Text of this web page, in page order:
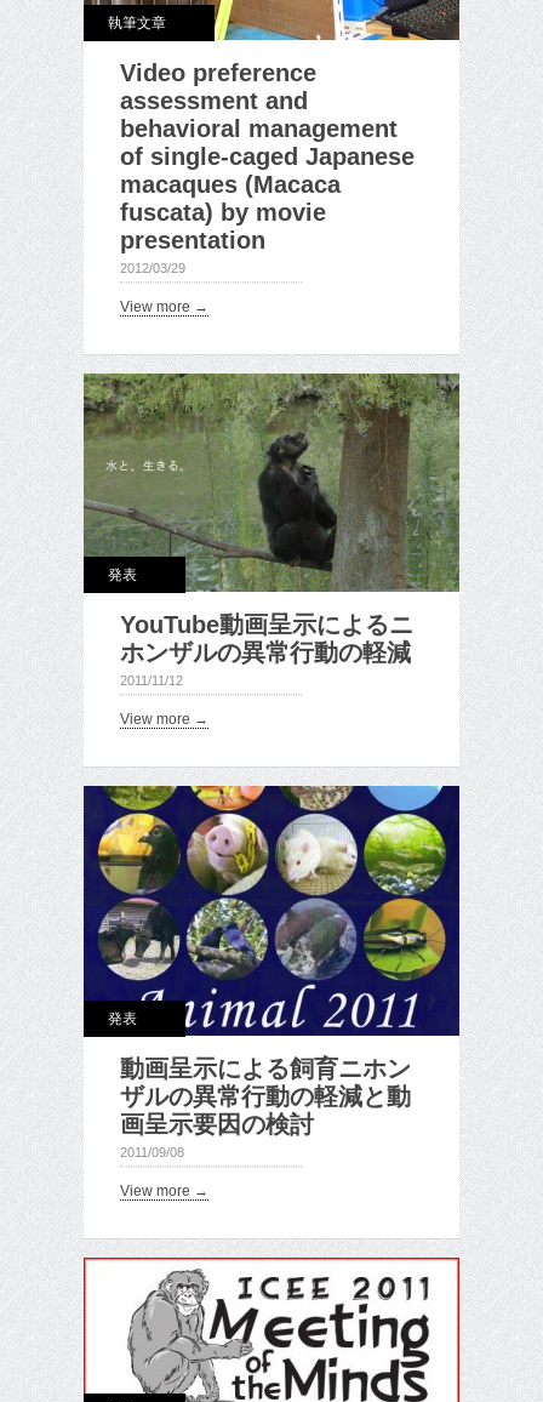
執筆文章
Video preference
assessment and
behavioral management
of single-caged Japanese
macaques (Macaca
fuscata) by movie
presentation
2012/03/29
View more →
発表
YouTube動画呈示によるニ
ホンザルの異常行動の軽減
2011/11/12
View more →
発表
動画呈示による飼育ニホン
ザルの異常行動の軽減と動
画呈示要因の検討
2011/09/08
View more →